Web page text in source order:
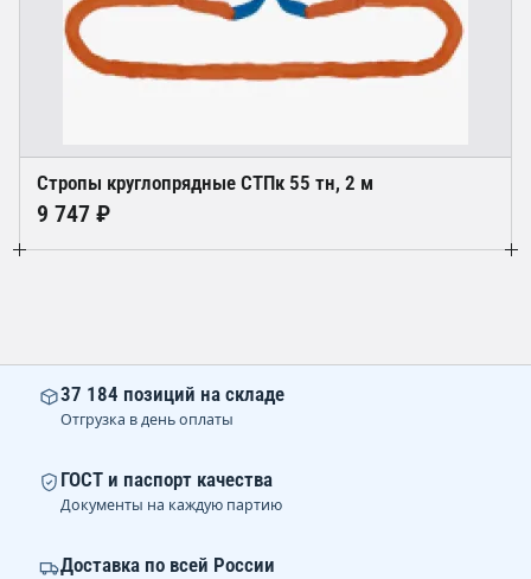
Стропы круглопрядные СТПк 55 тн, 2 м
9 747 ₽
37 184 позиций на складе
Отгрузка в день оплаты
ГОСТ и паспорт качества
Документы на каждую партию
Доставка по всей России